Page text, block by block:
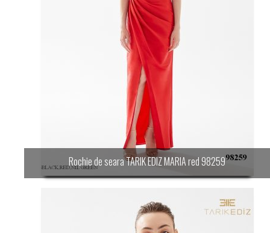
Rochie de seara TARIK EDIZ MARIA red 98259